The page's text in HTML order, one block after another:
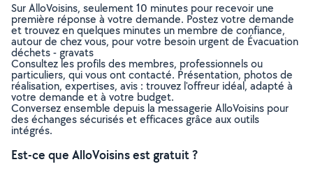
Sur AlloVoisins, seulement 10 minutes pour recevoir une
première réponse à votre demande. Postez votre demande
et trouvez en quelques minutes un membre de confiance,
autour de chez vous, pour votre besoin urgent de Évacuation
déchets - gravats
Consultez les profils des membres, professionnels ou
particuliers, qui vous ont contacté. Présentation, photos de
réalisation, expertises, avis : trouvez l'offreur idéal, adapté à
votre demande et à votre budget.
Conversez ensemble depuis la messagerie AlloVoisins pour
des échanges sécurisés et efficaces grâce aux outils
intégrés.
Est-ce que AlloVoisins est gratuit ?